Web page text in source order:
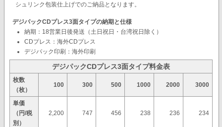
シュリンク包装仕上げでのご納品となります。
デジパックCDプレス3面タイプの納期と仕様
納期：18営業日後発送（土日祝日・台湾祝日除く）
CDプレス：海外CDプレス
デジパック印刷：海外印刷
デジパックCDプレス3面タイプ料金表
枚数
（枚）
100 300 500 1000 2000 3000
単価
（円/税
別）
2,200 747 456 238 236 234